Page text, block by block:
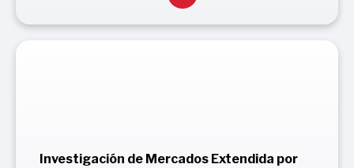
Investigación de Mercados Extendida por